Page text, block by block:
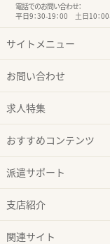
電話でのお問い合わせ：
平日9：30-19：00 土日10：
サイトメニュー
お問い合わせ
求人特集
おすすめコンテンツ
派遣サポート
支店紹介
関連サイト